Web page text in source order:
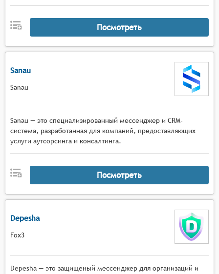
Посмотреть
Sanau
Sanau
Sanau — это специализированный мессенджер и CRM-
система, разработанная для компаний, предоставляющих
услуги аутсорсинга и консалтинга.
Посмотреть
Depesha
Fox3
Depesha — это защищёный мессенджер для организаций и